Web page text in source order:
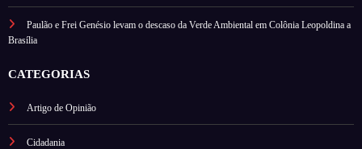
Paulão e Frei Genésio levam o descaso da Verde Ambiental em Colônia Leopoldina a
Brasília
CATEGORIAS
Artigo de Opinião
Cidadania